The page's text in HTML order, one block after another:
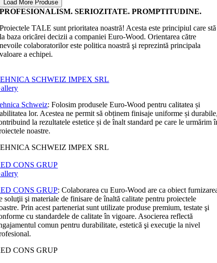
Load More Produse
PROFESIONALISM. SERIOZITATE. PROMPTITUDINE.
Proiectele TALE sunt prioritatea noastră! Acesta este principiul care stă
la baza oricărei decizii a companiei Euro-Wood. Orientarea către
nevoile colaboratorilor este politica noastră şi reprezintă principala
valoare a echipei.
SCHWEIZ IMPEX SRL
Schweiz: Folosim produsele Euro-Wood pentru calitatea și
lor. Acestea ne permit să obținem finisaje uniforme și
la rezultatele estetice și de înalt standard pe care le urmărim
noastre.
SCHWEIZ IMPEX SRL
CONS GRUP
CONS GRUP: Colaborarea cu Euro-Wood are ca obiect
soluţii şi materiale de finisare de înaltă calitate pentru proiectele
Prin acest parteneriat sunt utilizate produse premium, testate şi
cu standardele de calitate în vigoare. Asocierea reflectă
comun pentru durabilitate, estetică şi execuţie la nivel
CONS GRUP